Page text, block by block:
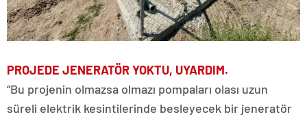
PROJEDE JENERATÖR YOKTU, UYARDIM.
“Bu projenin olmazsa olmazı pompaları olası uzun
süreli elektrik kesintilerinde besleyecek bir jeneratör